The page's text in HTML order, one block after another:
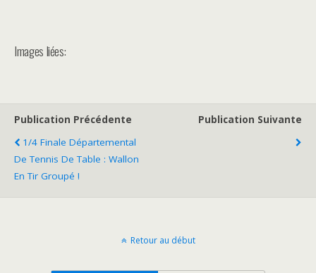
Images liées:
Publication Précédente
1/4 Finale Départemental
De Tennis De Table : Wallon
En Tir Groupé !
Publication Suivante
Retour au début